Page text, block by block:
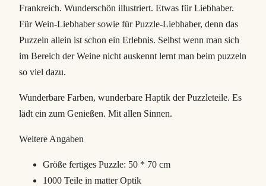
e
M
e
n
g
Frankreich. Wunderschön illustriert. Etwas für Liebhaber.
Für Wein-Liebhaber sowie für Puzzle-Liebhaber, denn das
Puzzeln allein ist schon ein Erlebnis. Selbst wenn man sich
im Bereich der Weine nicht auskennt lernt man beim puzzeln
so viel dazu.
Wunderbare Farben, wunderbare Haptik der Puzzleteile. Es
lädt ein zum Genießen. Mit allen Sinnen.
Weitere Angaben
Größe fertiges Puzzle: 50 * 70 cm
1000 Teile in matter Optik